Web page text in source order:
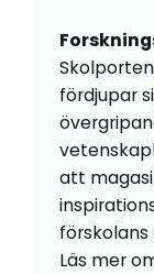
fördjupar
att
Läs mer